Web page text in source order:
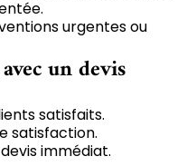
urgentes ou
un devis
satisfaits.
satisfaction.
immédiat.